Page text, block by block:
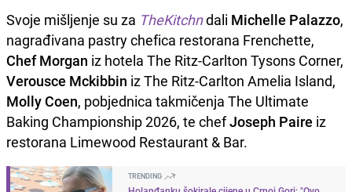
Svoje mišljenje su za TheKitchndali Michelle Palazzo,
nagrađivana pastry chefica restorana Frenchette,
Chef Morgan iz hotela The Ritz-Carlton Tysons Corner,
Verousce Mckibbin iz The Ritz-Carlton Amelia Island,
Molly Coen, pobjednica takmičenja The Ultimate
Baking Championship 2026, te chefJoseph Paire iz
restorana Limewood Restaurant & Bar.
TRENDING